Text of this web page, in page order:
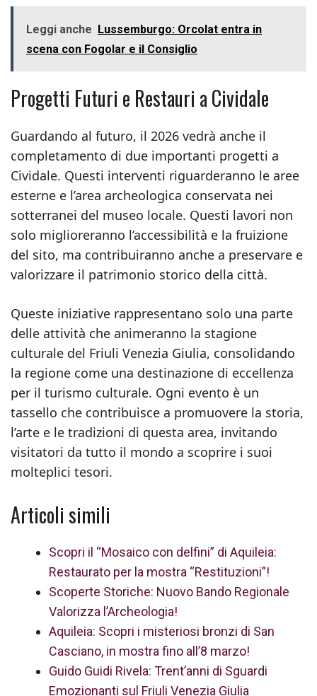
Leggi anche Lussemburgo: Orcolat entra in
scena con Fogolar e il Consiglio
Progetti Futuri e Restauri a Cividale
Guardando al futuro, il 2026 vedrà anche il
completamento di due importanti progetti a
Cividale. Questi interventi riguarderanno le aree
esterne e l’area archeologica conservata nei
sotterranei del museo locale. Questi lavori non
solo miglioreranno l’accessibilità e la fruizione
del sito, ma contribuiranno anche a preservare e
valorizzare il patrimonio storico della città.
Queste iniziative rappresentano solo una parte
delle attività che animeranno la stagione
culturale del Friuli Venezia Giulia, consolidando
la regione come una destinazione di eccellenza
per il turismo culturale. Ogni evento è un
tassello che contribuisce a promuovere la storia,
l’arte e le tradizioni di questa area, invitando
visitatori da tutto il mondo a scoprire i suoi
molteplici tesori.
Articoli simili
Scopri il “Mosaico con delfini” di Aquileia:
Restaurato per la mostra “Restituzioni”!
Scoperte Storiche: Nuovo Bando Regionale
Valorizza l’Archeologia!
Aquileia: Scopri i misteriosi bronzi di San
Casciano, in mostra fino all’8 marzo!
Guido Guidi Rivela: Trent’anni di Sguardi
Emozionanti sul Friuli Venezia Giulia